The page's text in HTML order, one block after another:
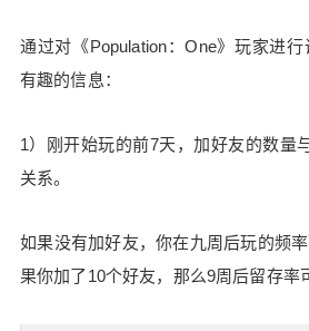
通过对《Population：One》玩家进
有趣的信息：
1）刚开始玩的前7天，加好友的数量
关系。
如果没有加好友，你在九周后玩的频
果你加了10个好友，那么9周后留存率
单，并且可以持续一起玩。满
出足够吸引人的多人互动VR游
-facebook/879463 （ END） 0